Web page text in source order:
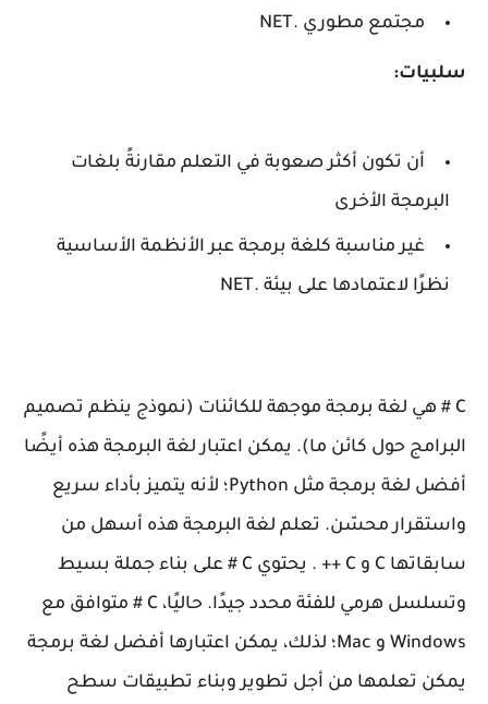
مجتمع مطوري .NET
سلبيات:
أن تكون أكثر صعوبة في التعلم مقارنةً بلغات
البرمجة الأخرى
غير مناسبة كلغة برمجة عبر الأنظمة الأساسية
نظرًا لاعتمادها على بيئة .NET
C # هي لغة برمجة موجهة للكائنات (نموذج ينظم تصميم
البرامج حول كائن ما). يمكن اعتبار لغة البرمجة هذه أيضًا
أفضل لغة برمجة مثل Python؛ لأنه يتميز بأداء سريع
واستقرار محسّن. تعلم لغة البرمجة هذه أسهل من
سابقاتها C و C ++ . يحتوي C # على بناء جملة بسيط
وتسلسل هرمي للفئة محدد جيدًا. حاليًا، C # متوافق مع
Windows و Mac؛ لذلك، يمكن اعتبارها أفضل لغة برمجة
يمكن تعلمها من أجل تطوير وبناء تطبيقات سطح